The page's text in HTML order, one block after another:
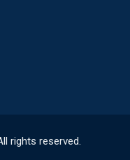
rights reserved.